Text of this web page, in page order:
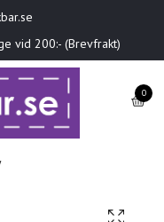
vid 200:- (Brevfrakt)
0